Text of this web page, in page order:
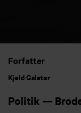
Forfatter
Kjeld Galster
Politik —